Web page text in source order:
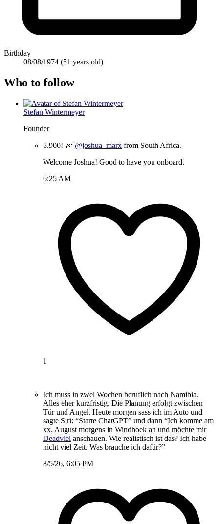
Birthday
08/08/1974 (51 years old)
Who to follow
Stefan Wintermeyer
Founder
5.900! 🎉 @joshua_marx from South Africa.
Welcome Joshua! Good to have you onboard.
6:25 AM
1
Ich muss in zwei Wochen beruflich nach Namibia.
Alles eher kurzfristig. Die Planung erfolgt zwischen
Tür und Angel. Heute morgen sass ich im Auto und
sagte Siri: “Starte ChatGPT” und dann “Ich komme am
xx. August morgens in Windhoek an und möchte mir
Deadvlei anschauen. Wie realistisch ist das? Ich habe
nicht viel Zeit. Was brauche ich dafür?”
8/5/26, 6:05 PM